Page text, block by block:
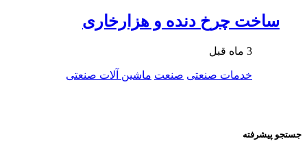
ساخت چرخ دنده و هزارخاری
3 ماه قبل
خدمات صنعتی صنعت ماشین آلات صنعتی
جستجو پیشرفته